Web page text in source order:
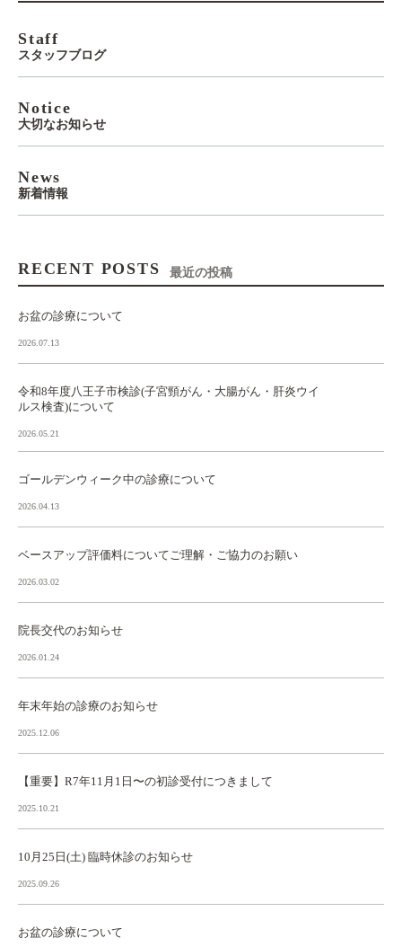
Staff
スタッフブログ
Notice
大切なお知らせ
News
新着情報
RECENT POSTS 最近の投稿
お盆の診療について
2026.07.13
令和8年度八王子市検診(子宮頸がん・大腸がん・肝炎ウイ
ルス検査)について
2026.05.21
ゴールデンウィーク中の診療について
2026.04.13
ベースアップ評価料についてご理解・ご協力のお願い
2026.03.02
院長交代のお知らせ
2026.01.24
年末年始の診療のお知らせ
2025.12.06
【重要】R7年11月1日〜の初診受付につきまして
2025.10.21
10月25日(土) 臨時休診のお知らせ
2025.09.26
お盆の診療について